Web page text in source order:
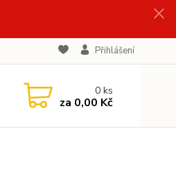
Přihlášení
0ks
za 0,00 Kč